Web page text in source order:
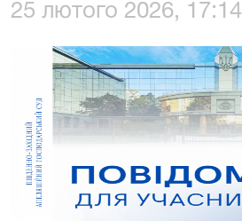
25 лютого 2026, 17:14